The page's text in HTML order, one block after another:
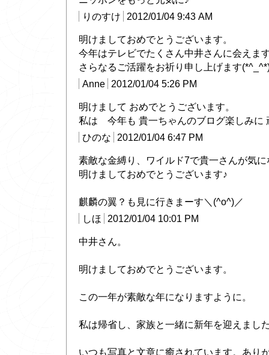
りのすけ
2012/01/04 9:43 AM
明けましておめでとうございます。
今年はテレビでたくさん中井さんに会えま
さらなるご活躍をお祈り申し上げます
Anne
2012/01/04 5:26 PM
明けまして おめでとうございます。
私は 今年も 貴一ちゃんのブログ楽しみに
ひのな
2012/01/04 6:47 PM
素敵な金縛り、ワイルド7で貴一さんが気
明けましておめでとうございます♪
麒麟の翼？も見に行きまーす＼(^o^)／
しほ
2012/01/04 10:01 PM
中井さん。
明けましておめでとうございます。
この一年が素敵な年になりますように。
私は帰省し、家族と一緒に新年を迎えまし
いつも写真と文章に癒されています。あり